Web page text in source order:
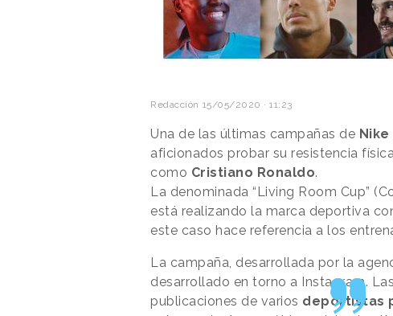
Redacción 15/05/2020 · 11:23
Una de las últimas campañas de Nike
aficionados probar su resistencia
como Cristiano Ronaldo.
La denominada “Living Room Cup”
está realizando la marca deportiva
este caso hace referencia a los
La campaña, desarrollada por la
desarrollado en torno a Instagram.
publicaciones de varios deportistas